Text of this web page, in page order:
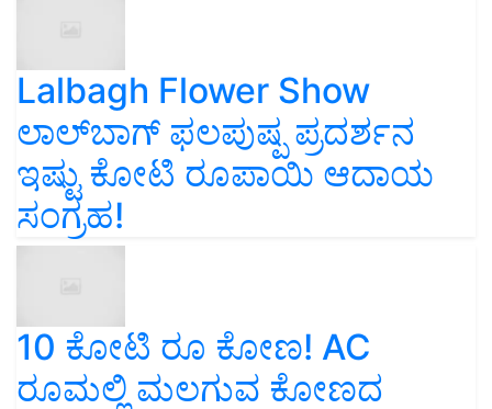
Lalbagh Flower Show
ಲಾಲ್‌ಬಾಗ್ ಫಲಪುಷ್ಪ ಪ್ರದರ್ಶನ
ಇಷ್ಟು ಕೋಟಿ ರೂಪಾಯಿ ಆದಾಯ
ಸಂಗ್ರಹ!
10 ಕೋಟಿ ರೂ ಕೋಣ! AC
ರೂಮಲ್ಲಿ ಮಲಗುವ ಕೋಣದ